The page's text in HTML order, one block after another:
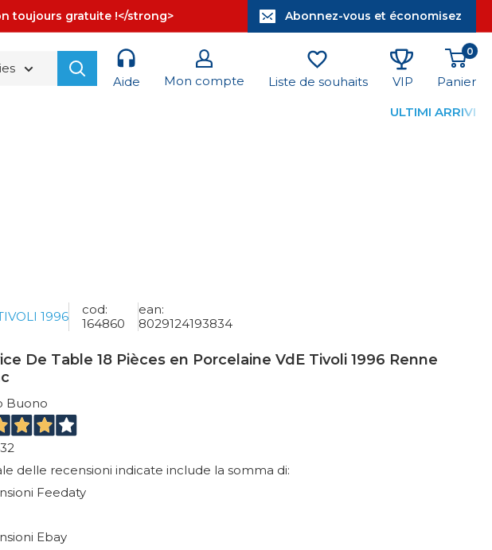
toujours gratuite !</strong> Abonnez-vous et économisez
Aide
Mon compte Liste de souhaits VIP
0
Panier
ULTIMI ARRIVI
1996
cod:
164860
ean:
8029124193834
De Table 18 Pièces en Porcelaine VdE Tivoli 1996 Renne
Buono
delle recensioni indicate include la somma di:
Feedaty
Ebay